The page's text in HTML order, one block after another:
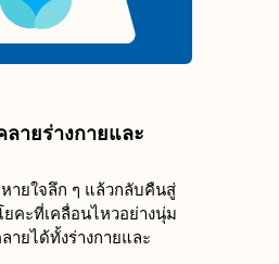
ายร่างกายและ
ายใจลึก ๆ แล้วกลับคืนสู่
คะที่เคลื่อนไหวอย่างนุ่ม
ายได้ทั้งร่างกายและ